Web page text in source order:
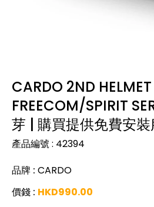
CARDO 2ND
FREECOM/SPIRIT
芽 | 購買提供免費安裝
產品編號: 42394
品牌 : CARDO
價錢 : HKD990.00